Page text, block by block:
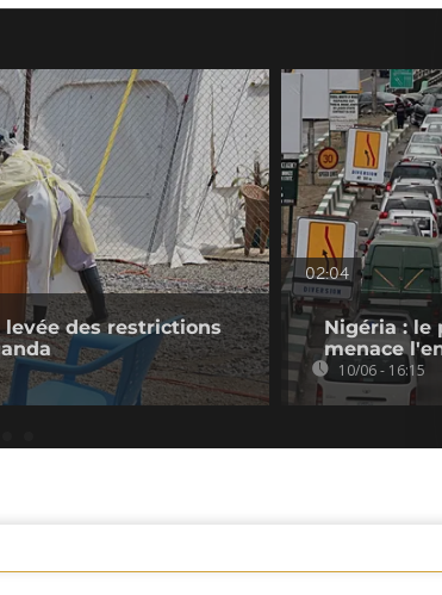
levée des restrictions
02:04
Nigéria : le
menace
10/06 - 16:15